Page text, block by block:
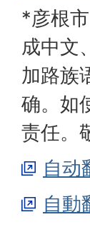
*彦根
成中文
加路族
确。如
责任。
自动
自動